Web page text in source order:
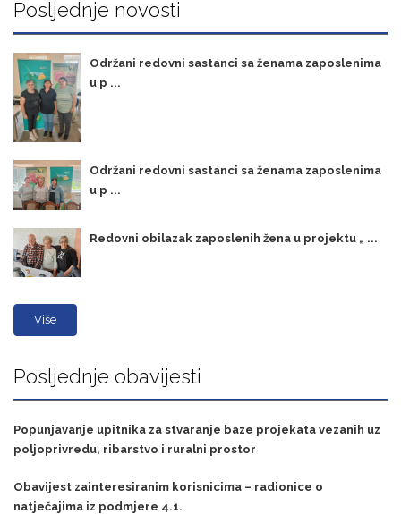
Posljednje novosti
Održani redovni sastanci sa ženama zaposlenima
u p ...
Održani redovni sastanci sa ženama zaposlenima
u p ...
Redovni obilazak zaposlenih žena u projektu „ ...
Više
Posljednje obavijesti
Popunjavanje upitnika za stvaranje baze projekata vezanih uz
poljoprivredu, ribarstvo i ruralni prostor
Obavijest zainteresiranim korisnicima – radionice o
natječajima iz podmjere 4.1.